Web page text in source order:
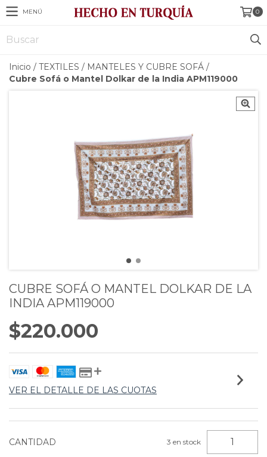
MENÚ 0
Inicio / TEXTILES / MANTELES Y CUBRE SOFÁ /
Cubre Sofá o Mantel Dolkar de la India APM119000
CUBRE SOFÁ O MANTEL DOLKAR DE LA
INDIA APM119000
$220.000
VER EL DETALLE DE LAS CUOTAS
CANTIDAD 3 en stock